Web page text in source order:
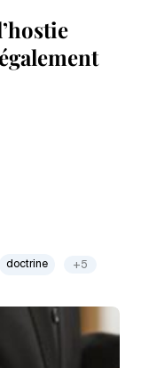
doctrine +5